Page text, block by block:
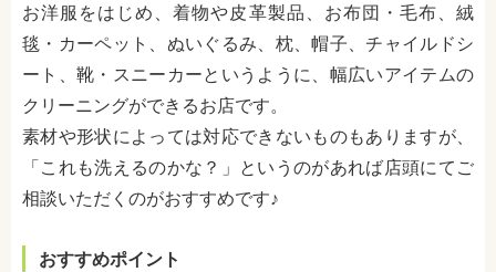
お洋服をはじめ、着物や皮革製品、お布団・毛布、絨
毯・カーペット、ぬいぐるみ、枕、帽子、チャイルドシ
ート、靴・スニーカーというように、幅広いアイテムの
クリーニングができるお店です。
素材や形状によっては対応できないものもありますが、
「これも洗えるのかな？」というのがあれば店頭にてご
相談いただくのがおすすめです♪
おすすめポイント